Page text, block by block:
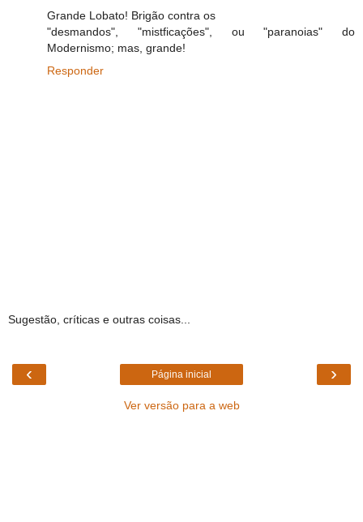
Grande Lobato! Brigão contra os
"desmandos", "mistficações", ou "paranoias" do
Modernismo; mas, grande!
Responder
Sugestão, críticas e outras coisas...
‹ ›
Página inicial
Ver versão para a web